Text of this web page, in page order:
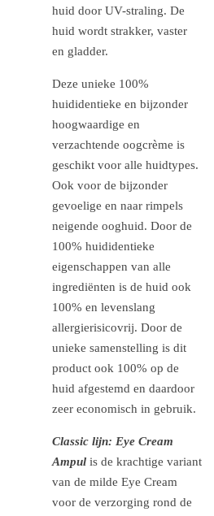
huid door UV-straling. De
huid wordt strakker, vaster
en gladder.
Deze unieke 100%
huididentieke en bijzonder
hoogwaardige en
verzachtende oogcrème is
geschikt voor alle huidtypes.
Ook voor de bijzonder
gevoelige en naar rimpels
neigende ooghuid. Door de
100% huididentieke
eigenschappen van alle
ingrediënten is de huid ook
100% en levenslang
allergierisicovrij. Door de
unieke samenstelling is dit
product ook 100% op de
huid afgestemd en daardoor
zeer economisch in gebruik.
Classic lijn: Eye Cream
Ampul is de krachtige variant
van de milde Eye Cream
voor de verzorging rond de